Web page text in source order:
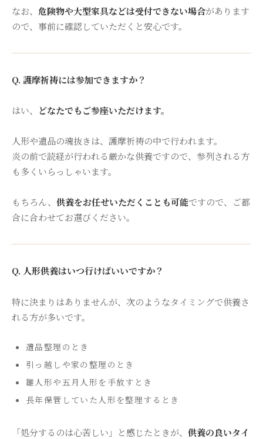
なお、 危険物や大型家具などは受付できない場合があります
ので、事前に確認していただくと安心です。
Q. 護摩祈祷には参加できますか？
はい、 どなたでもご参座いただけます。
人形や遺品の魂抜きは、護摩祈祷の中で行われます。
炎の前で読経が行われる厳かな供養ですので、参列される方
も多くいらっしゃいます。
もちろん、 供養をお任せいただくことも可能ですので、ご都
合に合わせてお選びください。
Q. 人形供養はいつ行けばいいですか？
特に決まりはありませんが、次のようなタイミングで供養さ
れる方が多いです。
遺品整理のとき
引っ越しや家の整理のとき
雛人形や五月人形を手放すとき
長年保管していた人形を整理するとき
「処分するのは心苦しい」と感じたときが、 供養の良いタイ